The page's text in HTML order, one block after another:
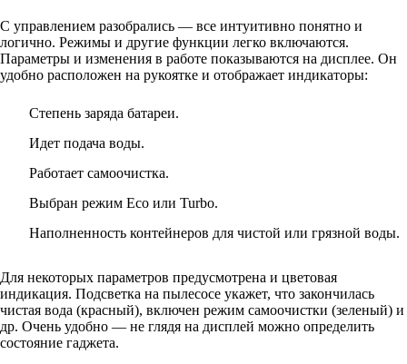
С управлением разобрались — все интуитивно понятно и
логично. Режимы и другие функции легко включаются.
Параметры и изменения в работе показываются на дисплее. Он
удобно расположен на рукоятке и отображает индикаторы:
Степень заряда батареи.
Идет подача воды.
Работает самоочистка.
Выбран режим Есо или Turbo.
Наполненность контейнеров для чистой или грязной воды.
Для некоторых параметров предусмотрена и цветовая
индикация. Подсветка на пылесосе укажет, что закончилась
чистая вода (красный), включен режим самоочистки (зеленый) и
др. Очень удобно — не глядя на дисплей можно определить
состояние гаджета.